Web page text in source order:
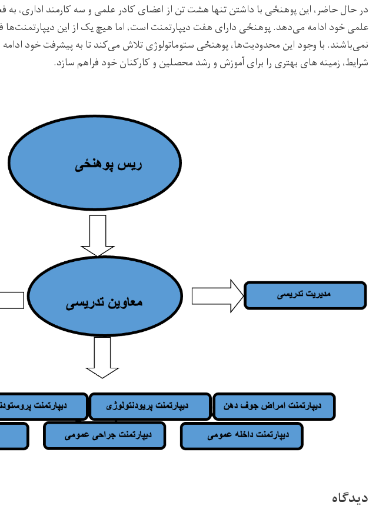
در حال حاضر، این پوهنځی با داشتن تنهاهشت تن از اعضایکادر علمی و سه کارمند اداری، به
علمیخود ادامه می‌دهد. پوهنځی دارای هفت دیپارتمنت است، اما هیچ یک از این دیپارتمنت‌ها
نمی‌باشند. با وجود این محدودیت‌ها، پوهنځی ستوماتولوژی تلاش می‌کند تا به پیشرفت خود ادامه
شرایط، زمینه‌های بهتری را برای آموزش و رشد محصلین و کارکنان خود فراهم سازد.
دیدگاه